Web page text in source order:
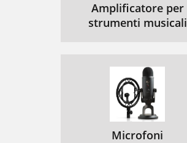
Amplificatore per
strumenti musicali
Microfoni